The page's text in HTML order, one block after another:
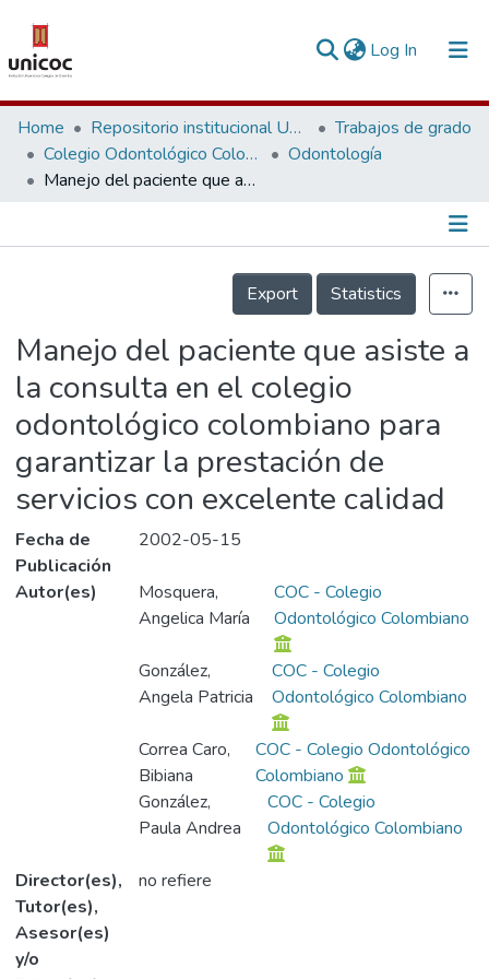
Log In (current)
Communities & Collections
Research Outputs
People
Home Repositorio institucional Unicoc, RI-unicoc
Trabajos de grado
Colegio Odontológico Colombiano
Odontología
Manejo del paciente que asiste a la consulta en el colegio odontológico colombiano para garantizar la prestación de servicios con excelente calidad
Información de la Publicación
Export
Statistics
Manejo del paciente que asiste a
la consulta en el colegio
odontológico colombiano para
garantizar la prestación de
servicios con excelente calidad
Fecha de
Publicación
2002-05-15
Autor(es)
Mosquera,
Angelica María
COC - Colegio
Odontológico Colombiano
González,
Angela Patricia
COC - Colegio
Odontológico Colombiano
Correa Caro,
Bibiana
COC - Colegio Odontológico
Colombiano
González,
Paula Andrea
COC - Colegio
Odontológico Colombiano
Director(es),
Tutor(es),
Asesor(es)
y/o
no refiere